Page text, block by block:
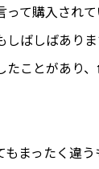
て購入され
ばしばあり
ことがあり
まったく違